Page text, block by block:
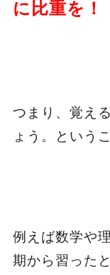
に比重を！
つまり、覚え
ょう。という
例えば数学や
期から習った